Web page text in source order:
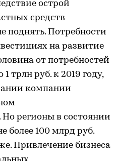
острой
средств
поднять. Потребности
на развитие
от потребностей
трлн руб. к 2019 году,
компании
регионы в состоянии
более 100 млрд руб.
Привлечение бизнеса